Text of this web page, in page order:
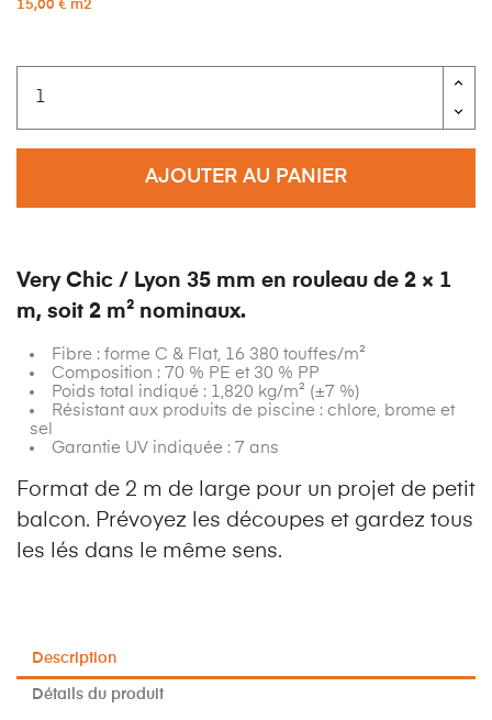
15,00 € m2
AJOUTER AU PANIER
Very Chic / Lyon 35 mm en rouleau de 2 × 1
m, soit 2 m² nominaux.
Fibre : forme C & Flat, 16 380 touffes/m²
Composition : 70 % PE et 30 % PP
Poids total indiqué : 1,820 kg/m² (±7 %)
Résistant aux produits de piscine : chlore, brome et
sel
Garantie UV indiquée : 7 ans
Format de 2 m de large pour un projet de petit
balcon. Prévoyez les découpes et gardez tous
les lés dans le même sens.
Description
Détails du produit